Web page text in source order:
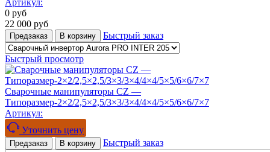
0 руб
22 000 руб
Предзаказ В корзину Быстрый заказ
Быстрый просмотр
Сварочные манипуляторы CZ —
Типоразмер-2×2/2,5×2,5/3×3/3×4/4×4/5×5/6×6/7×7
Артикул:
Уточнить цену
Предзаказ В корзину Быстрый заказ